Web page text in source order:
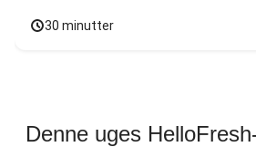
30 minutter
Denne uges